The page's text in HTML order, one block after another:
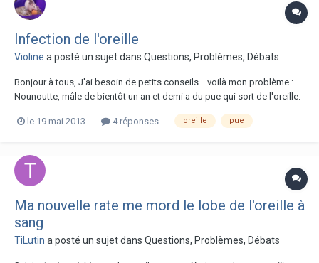
Infection de l'oreille
Violine a posté un sujet dans Questions, Problèmes, Débats
Bonjour à tous, J'ai besoin de petits conseils... voilà mon problème :
Nounoutte, mâle de bientôt un an et demi a du pue qui sort de l'oreille.
véto il a opérer pour sortir le pu. Traitement antibio pendant deux
le 19 mai 2013 4 réponses oreille pue
Ma nouvelle rate me mord le lobe de l'oreille à
sang
TiLutin a posté un sujet dans Questions, Problèmes, Débats